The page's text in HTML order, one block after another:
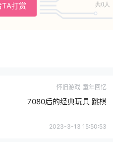
TA打赏 共0人
怀旧游戏 童年回忆
7080后的经典玩具 跳棋
2023-3-13 15:50:53